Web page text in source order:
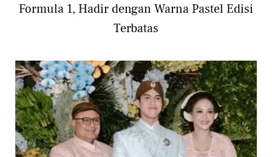
Formula 1, Hadir dengan Warna Pastel Edisi
Terbatas